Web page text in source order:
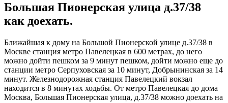
Большая Пионерская улица д.37/38
как доехать.
Ближайшая к дому на Большой Пионерской улице д.37/38 в
Москве станция метро Павелецкая в 600 метрах, до него
можно дойти пешком за 9 минут пешком, дойти можно еще до
станции метро Серпуховская за 10 минут, Добрынинская за 14
минут. Железнодорожная станция Павелецкий вокзал
находится в 8 минутах ходьбы. От метро Павелецкая до дома
Москва, Большая Пионерская улица, д.37/38 можно доехать на